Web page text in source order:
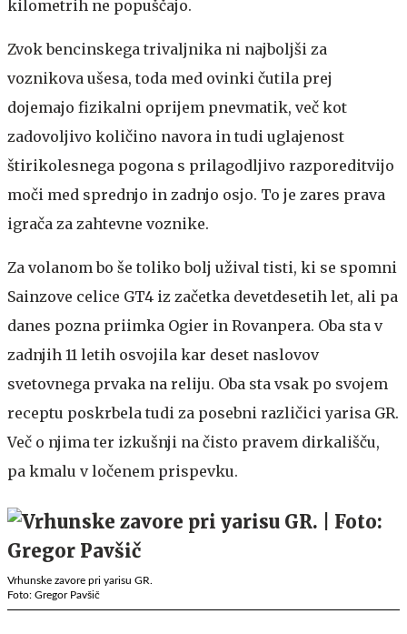
kilometrih ne popuščajo.
Zvok bencinskega trivaljnika ni najboljši za
voznikova ušesa, toda med ovinki čutila prej
dojemajo fizikalni oprijem pnevmatik, več kot
zadovoljivo količino navora in tudi uglajenost
štirikolesnega pogona s prilagodljivo razporeditvijo
moči med sprednjo in zadnjo osjo. To je zares prava
igrača za zahtevne voznike.
Za volanom bo še toliko bolj užival tisti, ki se spomni
Sainzove celice GT4 iz začetka devetdesetih let, ali pa
danes pozna priimka Ogier in Rovanpera. Oba sta v
zadnjih 11 letih osvojila kar deset naslovov
svetovnega prvaka na reliju. Oba sta vsak po svojem
receptu poskrbela tudi za posebni različici yarisa GR.
Več o njima ter izkušnji na čisto pravem dirkališču,
pa kmalu v ločenem prispevku.
Vrhunske zavore pri yarisu GR.
Foto: Gregor Pavšič